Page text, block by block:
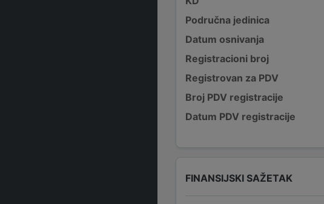
Područna jedinica
Datum osnivanja
Registracioni broj
Registrovan za PDV
Broj PDV registracije
Datum PDV registracije
FINANSIJSKI SAŽETAK